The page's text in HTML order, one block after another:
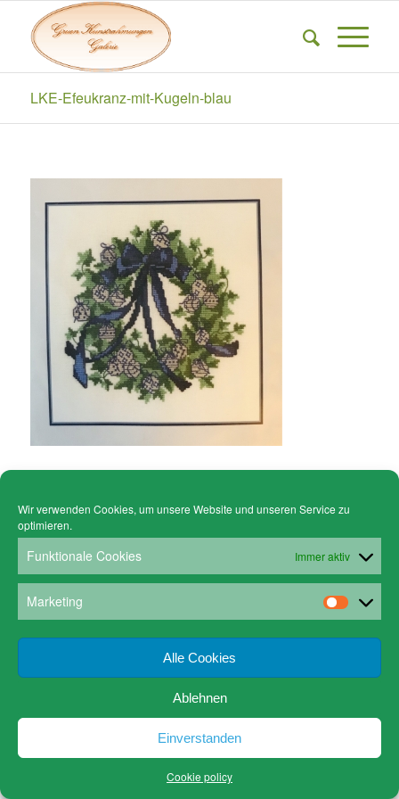
Wir verwenden Cookies, um unsere Website und unseren Service zu
optimieren.
Funktionale Cookies Immer aktiv
Marketing
Alle Cookies
Ablehnen
Einverstanden
Cookie policy
LKE-Efeukranz-mit-Kugeln-blau
© Copyright - Gruen Stickgalerie -
Cookie policy (EU)
www.gruen-kunstrahmungen.com Impressum / Kontakt